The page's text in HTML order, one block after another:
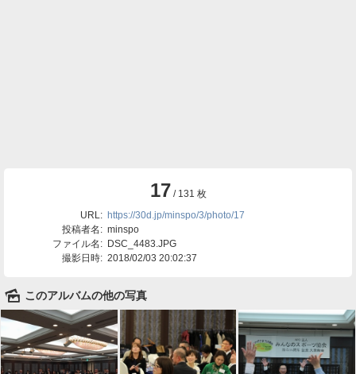
17 / 131 枚
URL: https://30d.jp/minspo/3/photo/17
投稿者名: minspo
ファイル名: DSC_4483.JPG
撮影日時: 2018/02/03 20:02:37
🌄 このアルバムの他の写真